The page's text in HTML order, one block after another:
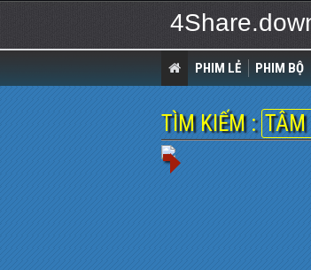
PHIM LẺ PHIM BỘ
TÌM KIẾM : TÂM